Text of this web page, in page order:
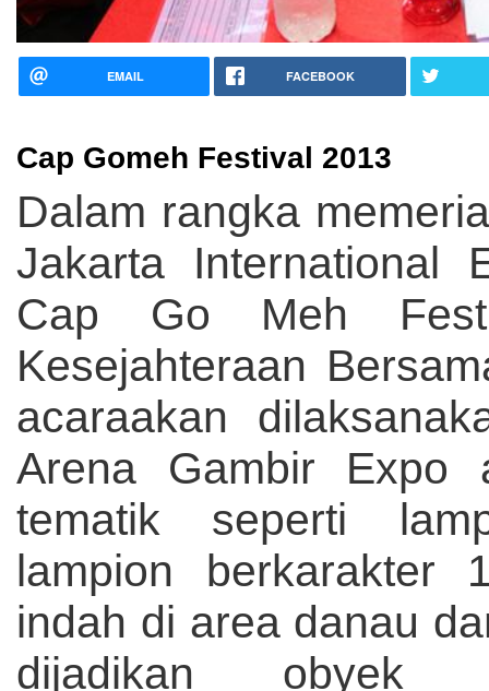
EMAIL FACEBOOK
Cap Gomeh Festival 2013
Dalam rangka
Jakarta International
Cap Go Meh
Kesejahteraan
acaraakan
Arena Gambir Expo
tematik seperti
lampion berkarakter
indah di area danau
dijadikan